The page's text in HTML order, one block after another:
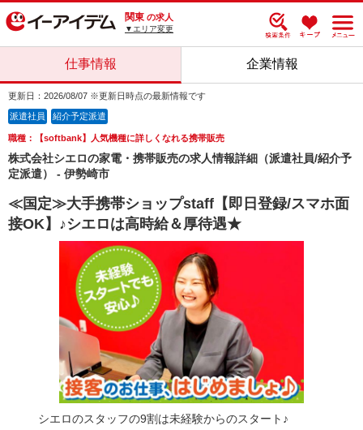
関東 の求人
▼エリア変更
仕事情報 企業情報
更新日：2026/08/07 ※更新日時点の最新情報です
派遣社員 紹介予定派遣
職種：【softbank】人気機種に詳しくなれる携帯販売
株式会社シエロの家電・携帯販売の求人情報詳細（派遣社員/紹介予
定派遣） - 伊勢崎市
≪国定≫大手携帯ショップstaff【即日登録/スマホ面
接OK】♪シエロは高時給＆厚待遇★
シエロのスタッフの9割は未経験からのスタート♪